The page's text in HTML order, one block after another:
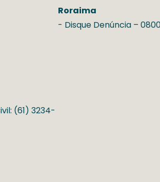
Roraima
- Disque Denúncia –
(61) 3234-